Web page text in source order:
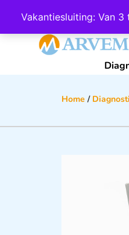
Vakantiesluiting: Van
Wij
Home /